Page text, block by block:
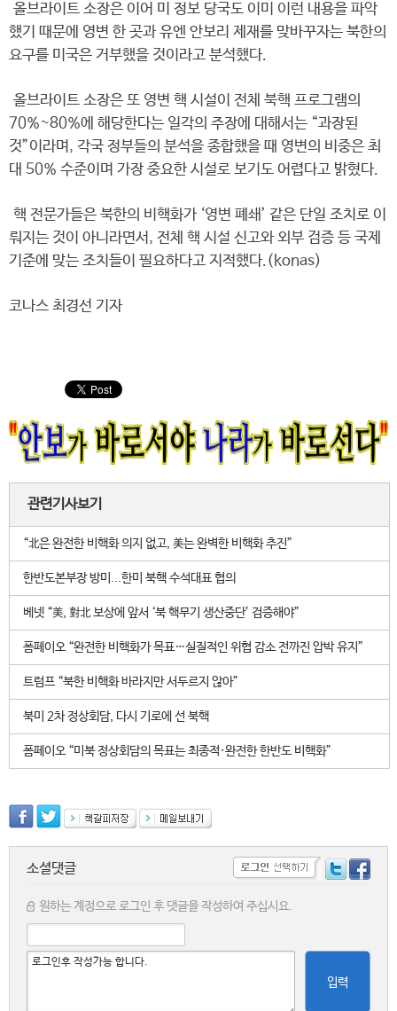
올브라이트 소장은 이어 미 정보 당국도 이미 이런 내용을 파악
했기 때문에 영변 한 곳과 유엔 안보리 제재를 맞바꾸자는 북한의
요구를 미국은 거부했을 것이라고 분석했다.
올브라이트 소장은 또 영변 핵 시설이 전체 북핵 프로그램의
70%~80%에 해당한다는 일각의 주장에 대해서는 “과장된
것”이라며, 각국 정부들의 분석을 종합했을 때 영변의 비중은 최
대 50% 수준이며 가장 중요한 시설로 보기도 어렵다고 밝혔다.
핵 전문가들은 북한의 비핵화가 ‘영변 폐쇄’ 같은 단일 조치로 이
뤄지는 것이 아니라면서, 전체 핵 시설 신고와 외부 검증 등 국제
기준에 맞는 조치들이 필요하다고 지적했다.(konas)
코나스 최경선 기자
관련기사보기
“北은 완전한 비핵화 의지 없고, 美는 완벽한 비핵화 추진”
한반도본부장 방미...한미 북핵 수석대표 협의
베넷 “美, 對北 보상에 앞서 ‘북 핵무기 생산중단’ 검증해야”
폼페이오 “완전한 비핵화가 목표…실질적인 위협 감소 전까진 압박 유지”
트럼프 “북한 비핵화 바라지만 서두르지 않아”
북미 2차 정상회담, 다시 기로에 선 북핵
폼페이오 “미북 정상회담의 목표는 최종적·완전한 한반도 비핵화”
소셜댓글
원하는 계정으로 로그인 후 댓글을 작성하여 주십시요.
입력